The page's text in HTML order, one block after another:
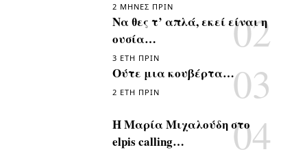
2 ΜΉΝΕΣ ΠΡΙΝ
Να θες τ’ απλά, εκεί είναι η
ουσία…
3 ΈΤΗ ΠΡΙΝ
Ούτε μια κουβέρτα…
2 ΈΤΗ ΠΡΙΝ
Η Μαρία Μιχαλούδη στο
elpis calling…